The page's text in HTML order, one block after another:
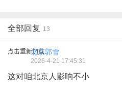
全部回复 13
点击重新加载北京郭雪
2026-4-21 17:45:31
这对咱北京人影响不小